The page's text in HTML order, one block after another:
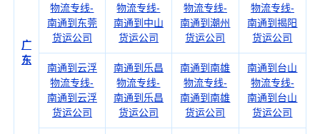
广
东
物流专线-
南通到东莞
货运公司
物流专线-
南通到中山
货运公司
物流专线-
南通到潮州
货运公司
物流专线-
南通到揭阳
货运公司
南通到云浮
物流专线-
南通到云浮
货运公司
南通到乐昌
物流专线-
南通到乐昌
货运公司
南通到南雄
物流专线-
南通到南雄
货运公司
南通到台山
物流专线-
南通到台山
货运公司